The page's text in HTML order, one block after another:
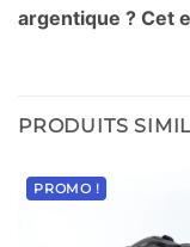
argentique ? Cet
PRODUITS
PROMO !